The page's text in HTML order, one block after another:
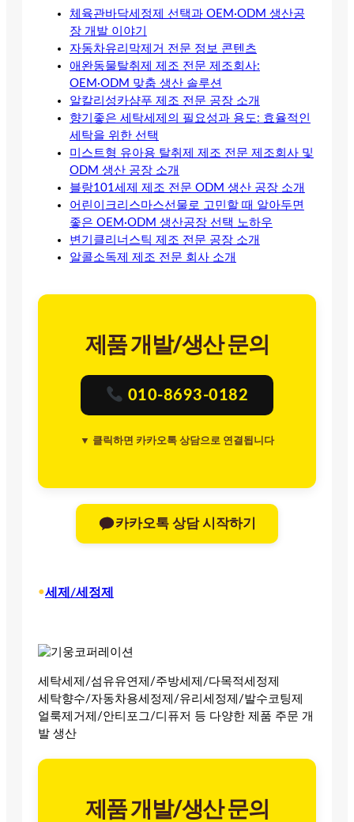
체육관바닥세정제 선택과 OEM·ODM 생산공
장 개발 이야기
자동차유리막제거 전문 정보 콘텐츠
애완동물탈취제 제조 전문 제조회사:
OEM·ODM 맞춤 생산 솔루션
알칼리성카샴푸 제조 전문 공장 소개
향기좋은 세탁세제의 필요성과 용도: 효율적인
세탁을 위한 선택
미스트형 유아용 탈취제 제조 전문 제조회사 및
ODM 생산 공장 소개
블랑101세제 제조 전문 ODM 생산 공장 소개
어린이크리스마스선물로 고민할 때 알아두면
좋은 OEM·ODM 생산공장 선택 노하우
변기클리너스틱 제조 전문 공장 소개
알콜소독제 제조 전문 회사 소개
제품 개발/생산 문의
010-8693-0182
▼ 클릭하면 카카오톡 상담으로 연결됩니다
카카오톡 상담 시작하기
•세제/세정제
세탁세제/섬유유연제/주방세제/다목적세정제
세탁향수/자동차용세정제/유리세정제/발수코팅제
얼룩제거제/안티포그/디퓨저 등 다양한 제품 주문 개
발 생산
제품 개발/생산 문의